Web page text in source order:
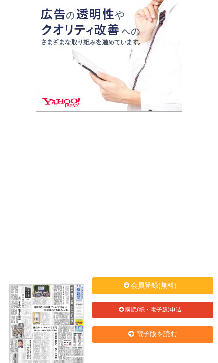
会員登録(無料)
購読(紙・電子版)申込
電子版を読む